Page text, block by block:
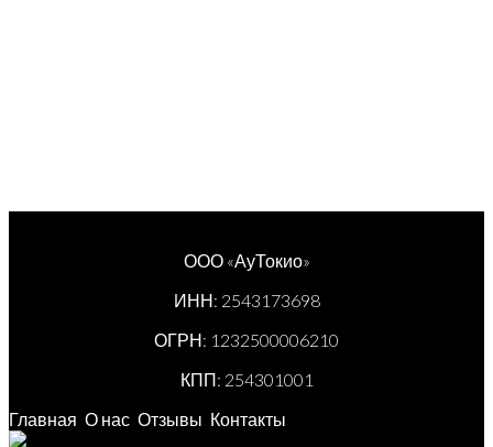
ООО «АуТокио»
ИНН: 2543173698
ОГРН: 1232500006210
КПП: 254301001
Главная О нас Отзывы Контакты